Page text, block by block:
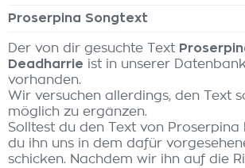
Proserpina Songtext
Der von dir gesuchte Text
Deadharrie ist in unserer
vorhanden.
Wir versuchen allerdings, den Text
möglich zu ergänzen.
Solltest du den Text von Proserpina
du ihn uns in dem dafür
schicken. Nachdem wir ihn auf die